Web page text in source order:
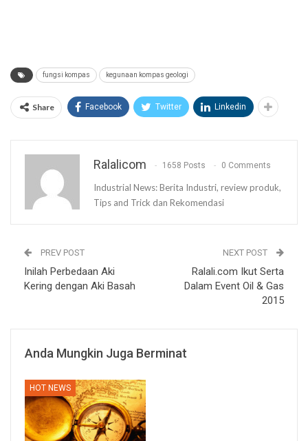
fungsi kompas kegunaan kompas geologi
Share Facebook Twitter Linkedin
Ralalicom 1658 Posts 0 Comments
Industrial News: Berita Industri, review produk,
Tips and Trick dan Rekomendasi
PREV POST
Inilah Perbedaan Aki
Kering dengan Aki Basah
NEXT POST
Ralali.com Ikut Serta
Dalam Event Oil & Gas
2015
Anda Mungkin Juga Berminat
HOT NEWS